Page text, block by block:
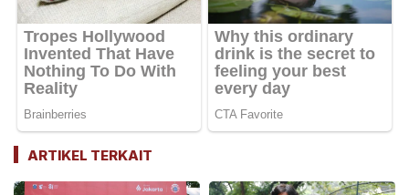
ARTIKEL TERKAIT